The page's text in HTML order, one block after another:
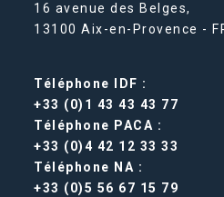
16 avenue des Belges,
13100 Aix-en-Provence -
Téléphone IDF :
+33 (0)1 43 43 43 77
Téléphone PACA :
+33 (0)4 42 12 33 33
Téléphone NA :
+33 (0)5 56 67 15 79